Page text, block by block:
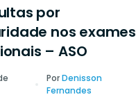
por
nos exames
– ASO
PorDenisson
Fernandes